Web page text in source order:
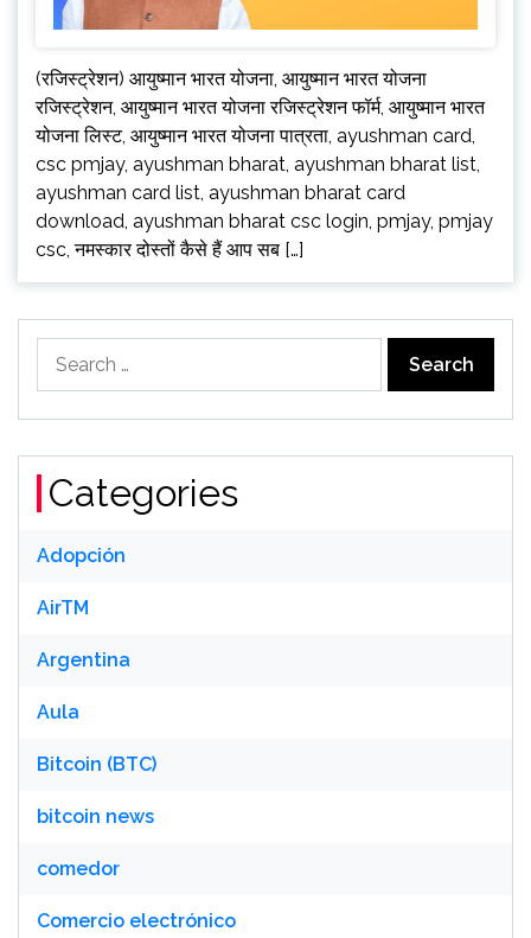
(रजिस्ट्रेशन) आयुष्मान भारत योजना, आयुष्मान भारत योजना
रजिस्ट्रेशन, आयुष्मान भारत योजना रजिस्ट्रेशन फॉर्म, आयुष्मान भारत
योजना लिस्ट, आयुष्मान भारत योजना पात्रता, ayushman card,
csc pmjay, ayushman bharat, ayushman bharat list,
ayushman card list, ayushman bharat card
download, ayushman bharat csc login, pmjay, pmjay
csc, नमस्कार दोस्तों कैसे हैं आप सब […]
for:
Categories
Adopción
AirTM
Argentina
Aula
Bitcoin (BTC)
bitcoin news
comedor
Comercio electrónico